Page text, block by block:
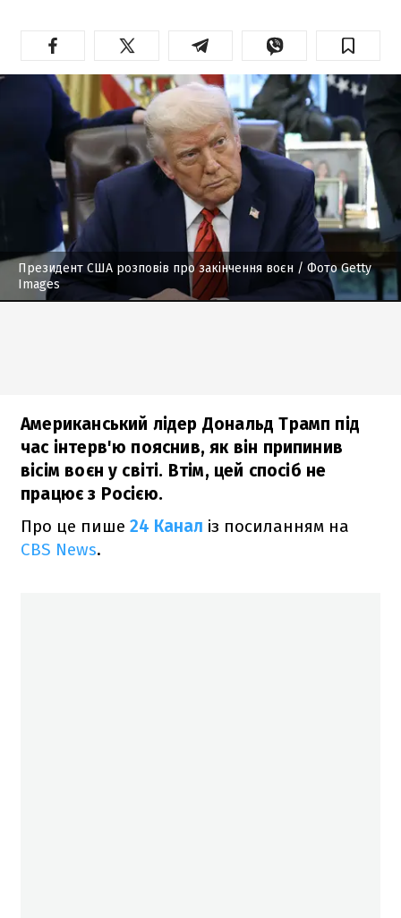
Президент США розповів про закінчення воєн / Фото Getty
Images
Американський лідер Дональд Трамп під
час інтерв'ю пояснив, як він припинив
вісім воєн у світі. Втім, цей спосіб не
працює з Росією.
Про це пише 24 Канал із посиланням на
CBS News.